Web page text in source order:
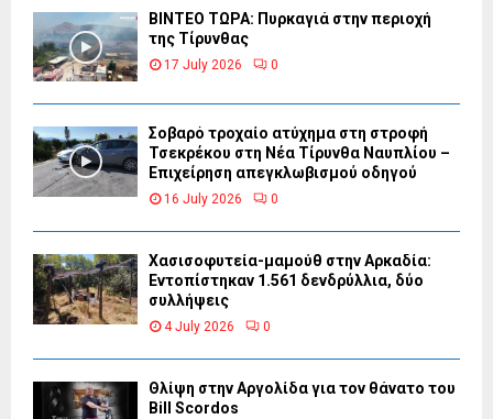
ΒΙΝΤΕΟ ΤΩΡΑ: Πυρκαγιά στην περιοχή
της Τίρυνθας
17 July 2026 0
Σοβαρό τροχαίο ατύχημα στη στροφή
Τσεκρέκου στη Νέα Τίρυνθα Ναυπλίου –
Επιχείρηση απεγκλωβισμού οδηγού
16 July 2026 0
Χασισοφυτεία-μαμούθ στην Αρκαδία:
Εντοπίστηκαν 1.561 δενδρύλλια, δύο
συλλήψεις
4 July 2026 0
Θλίψη στην Αργολίδα για τον θάνατο του
Bill Scordos